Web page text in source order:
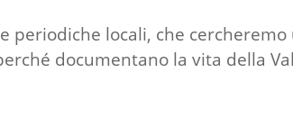
periodiche locali, che
documentano la vita della